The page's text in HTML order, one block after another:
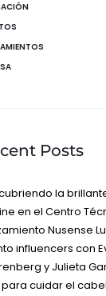
Posts
la
en el Centro
Nusense
influencers con
y Julieta
para cuidar el